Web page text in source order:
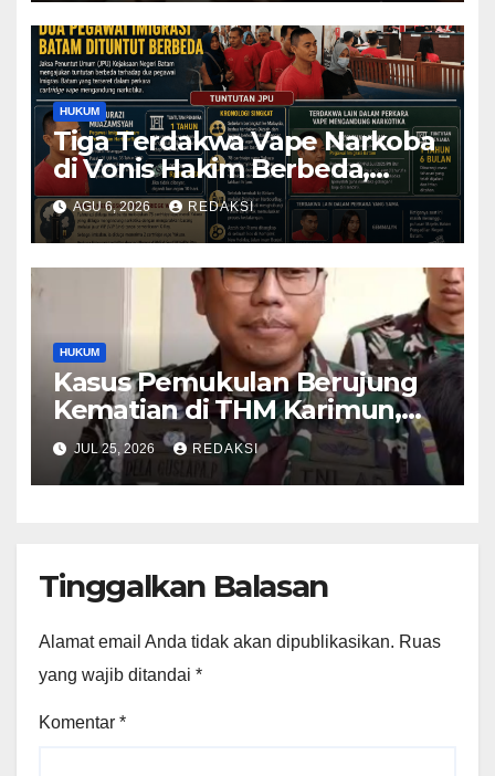
HUKUM
Tiga Terdakwa Vape Narkoba
di Vonis Hakim Berbeda,
Oknum Pegawai Imigrasi
Batam Paling Ringan
AGU 6, 2026 REDAKSI
HUKUM
Kasus Pemukulan Berujung
Kematian di THM Karimun,
Oknum Perwira TNI Resmi
Jadi Tersangka
JUL 25, 2026 REDAKSI
Tinggalkan Balasan
Alamat email Anda tidak akan dipublikasikan. Ruas
yang wajib ditandai *
Komentar *